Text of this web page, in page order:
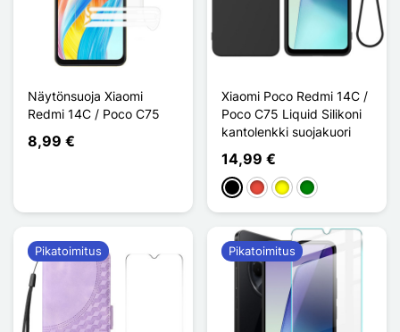
Näytönsuoja Xiaomi
Redmi 14C / Poco C75
8,99 €
Xiaomi Poco Redmi 14C /
Poco C75 Liquid Silikoni
kantolenkki suojakuori
14,99 €
MustaPunainen
Keltainen
Vihreä
Pikatoimitus Pikatoimitus